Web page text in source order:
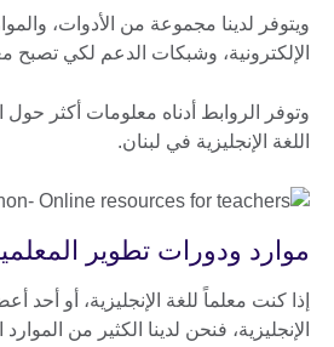
ويتوفر لدينا مجموعة من الأدوات،
الإلكترونية، وشبكات الدعم لكي تصبح
وتوفر الروابط أدناه معلومات أكثر
اللغة الإنجليزية في لبنان.
موارد ودورات تطوير
إذا كنت معلماً للغة الإنجليزية، أو أحد
الإنجليزية، فنحن لدينا الكثير من الموارد